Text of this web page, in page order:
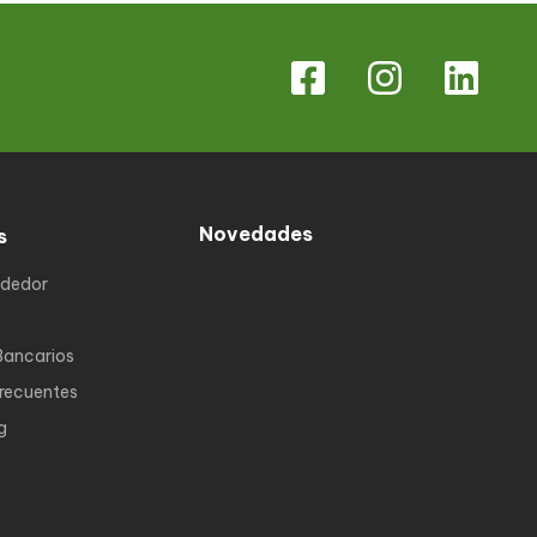
Novedades